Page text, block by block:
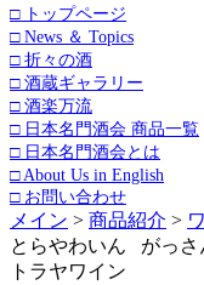
□ トップページ
□ News ＆ Topics
□ 折々の酒
□ 酒蔵ギャラリー
□ 酒楽万流
□ 日本名門酒会 商品一覧
□ 日本名門酒会とは
□ About Us in English
□ お問い合わせ
メイン > 商品紹介 >
とらやわいん がっさ
トラヤワイン